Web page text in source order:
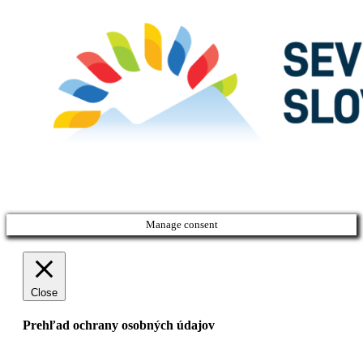
Manage consent
Close
Prehľad ochrany osobných údajov